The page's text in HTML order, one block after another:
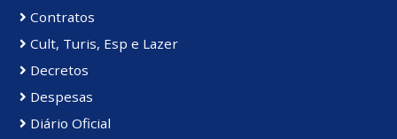
Contratos
Cult, Turis, Esp e Lazer
Decretos
Despesas
Diário Oficial